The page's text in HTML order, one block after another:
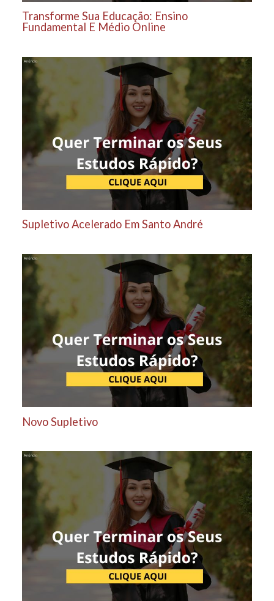
Transforme Sua Educação: Ensino
Fundamental E Médio Online
Supletivo Acelerado Em Santo André
Novo Supletivo